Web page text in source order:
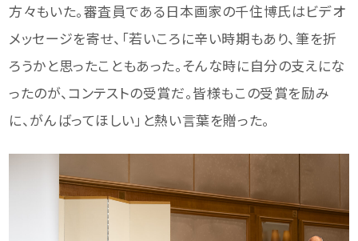
方々もいた。審査員である日本画家の千住博氏はビデオ
メッセージを寄せ、「若いころに辛い時期もあり、筆を折
ろうかと思ったこともあった。そんな時に自分の支えにな
ったのが、コンテストの受賞だ。皆様もこの受賞を励み
に、がんばってほしい」と熱い言葉を贈った。